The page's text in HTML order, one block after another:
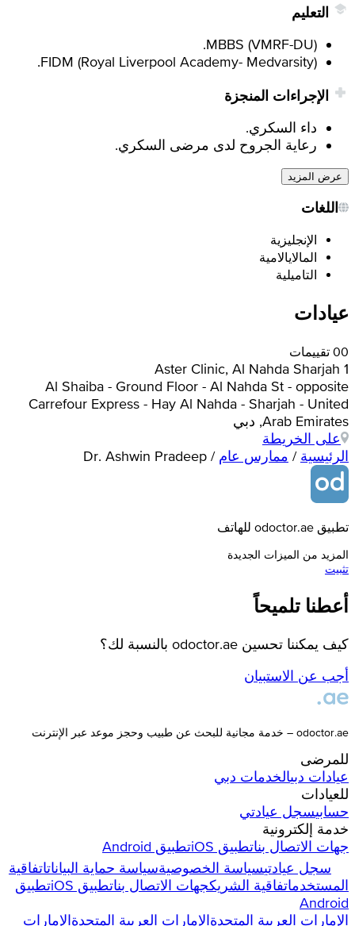
التعليم
MBBS (VMRF-DU).
FIDM (Royal Liverpool Academy- Medvarsity).
الإجراءات المنجزة
داء السكري.
رعاية الجروح لدى مرضى السكري.
عرض المزيد
اللغات
الإنجليزية
المالايالامية
التاميلية
عيادات
00 تقييمات
Aster Clinic, Al Nahda Sharjah 1
Al Shaiba - Ground Floor - Al Nahda St - opposite
Carrefour Express - Hay Al Nahda - Sharjah - United
Arab Emirates, دبي
على الخريطة
الرئيسية / ممارس عام /
Dr. Ashwin Pradeep
تطبيق odoctor.ae للهاتف
المزيد من الميزات الجديدة
تثبيت
أعطنا تلميحاً
كيف يمكننا تحسين odoctor.ae بالنسبة لك؟
أجب عن الاستبيان
odoctor.ae – خدمة مجانية للبحث عن طبيب وحجز موعد عبر الإنترنت
للمرضى
عيادات دبيالخدمات دبي
للعيادات
حسابيسجل عيادتي
خدمة إلكترونية
جهات الاتصال بناتطبيق iOS
تطبيق Android
سجل عيادتيسياسة الخصوصيةسياسة حماية البياناتاتفاقية
المستخدماتفاقية الشريكجهات الاتصال بناتطبيق iOS
تطبيق
Android
الإمارات العربية المتحدةالإمارات العربية المتحدةالإمارات